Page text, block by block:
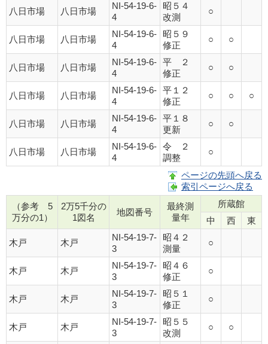
八日市場 八日市場
NI-54-19-6-
4
昭５４
改測
○
八日市場 八日市場
NI-54-19-6-
4
昭５９
修正
○ ○
八日市場 八日市場
NI-54-19-6-
4
平 ２
修正
○ ○
八日市場 八日市場
NI-54-19-6-
4
平１２
修正
○ ○ ○
八日市場 八日市場
NI-54-19-6-
4
平１８
更新
○ ○
八日市場 八日市場
NI-54-19-6-
4
令 ２
調整
○
ページの先頭へ戻る
索引ページへ戻る
（参考 5
万分の1）
2万5千分の
1図名
地図番号
最終測
量年
所蔵館
中
西 東
木戸 木戸
NI-54-19-7-
3
昭４２
測量
○
木戸 木戸
NI-54-19-7-
3
昭４６
修正
○
木戸 木戸
NI-54-19-7-
3
昭５１
修正
○
木戸 木戸
NI-54-19-7-
3
昭５５
改測
○ ○